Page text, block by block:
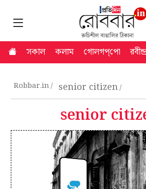
সকাল কলাম গোলগপ্‌পো
Robbar.in senior citizen
senior